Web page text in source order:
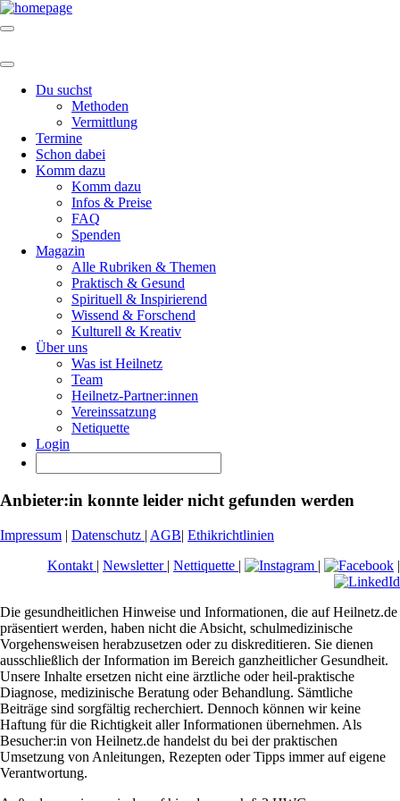
Du suchst
Methoden
Vermittlung
Termine
Schon dabei
Komm dazu
Komm dazu
Infos & Preise
FAQ
Spenden
Magazin
Alle Rubriken & Themen
Praktisch & Gesund
Spirituell & Inspirierend
Wissend & Forschend
Kulturell & Kreativ
Über uns
Was ist Heilnetz
Team
Heilnetz-Partner:innen
Vereinssatzung
Netiquette
Login
Anbieter:in konnte leider nicht gefunden werden
Impressum | Datenschutz | AGB| Ethikrichtlinien
Kontakt | Newsletter | Nettiquette | | |
Die gesundheitlichen Hinweise und Informationen, die auf Heilnetz.de
präsentiert werden, haben nicht die Absicht, schulmedizinische
Vorgehensweisen herabzusetzen oder zu diskreditieren. Sie dienen
ausschließlich der Information im Bereich ganzheitlicher Gesundheit.
Unsere Inhalte ersetzen nicht eine ärztliche oder heil-praktische
Diagnose, medizinische Beratung oder Behandlung. Sämtliche
Beiträge sind sorgfältig recherchiert. Dennoch können wir keine
Haftung für die Richtigkeit aller Informationen übernehmen. Als
Besucher:in von Heilnetz.de handelst du bei der praktischen
Umsetzung von Anleitungen, Rezepten oder Tipps immer auf eigene
Verantwortung.